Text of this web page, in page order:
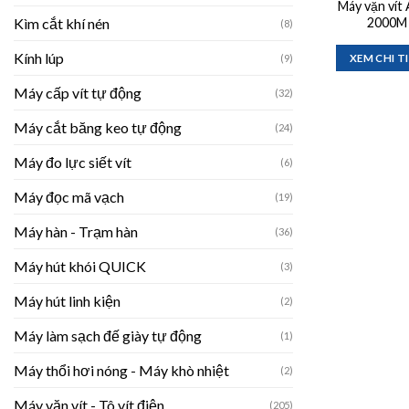
Kìm cắt khí nén (8)
Kính lúp (9)
Máy cấp vít tự động (32)
Máy cắt băng keo tự động (24)
Máy đo lực siết vít (6)
Máy đọc mã vạch (19)
Máy hàn - Trạm hàn (36)
Máy hút khói QUICK (3)
Máy hút linh kiện (2)
Máy làm sạch đế giày tự động (1)
Máy thổi hơi nóng - Máy khò nhiệt (2)
Máy vặn vít - Tô vít điện (205)
Máy vặn vít
2000M
XEM CHI